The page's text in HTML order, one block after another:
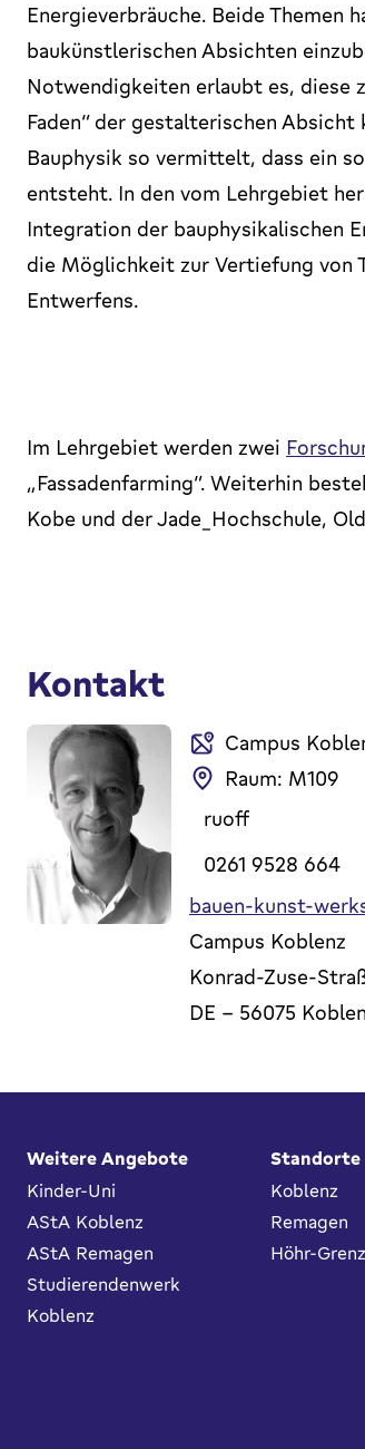
Energieverbräuche. Beide Themen
baukünstlerischen Absichten
Notwendigkeiten erlaubt es, diese
Faden“ der gestalterischen
Bauphysik so vermittelt, dass ein
entsteht. In den vom Lehrgebiet
Integration der bauphysikalischen
die Möglichkeit zur Vertiefung von
Entwerfens.
Im Lehrgebiet werden zwei
„Fassadenfarming“. Weiterhin
Kobe und der Jade_Hochschule,
Kontakt
Campus
Raum: M109
ruoff
0261 9528 664
bauen-kunst-
Campus Koblenz
Konrad-Zuse-
DE - 56075
Fußbereich
Weitere Angebote
Kinder-Uni
AStA Koblenz
AStA Remagen
Studierendenwerk
Koblenz
Standorte
Koblenz
Remagen
Höhr-